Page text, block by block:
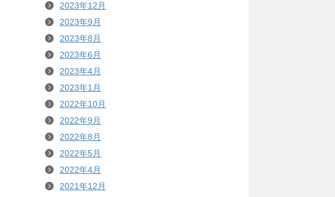
2023年12月
2023年9月
2023年8月
2023年6月
2023年4月
2023年1月
2022年10月
2022年9月
2022年8月
2022年5月
2022年4月
2021年12月